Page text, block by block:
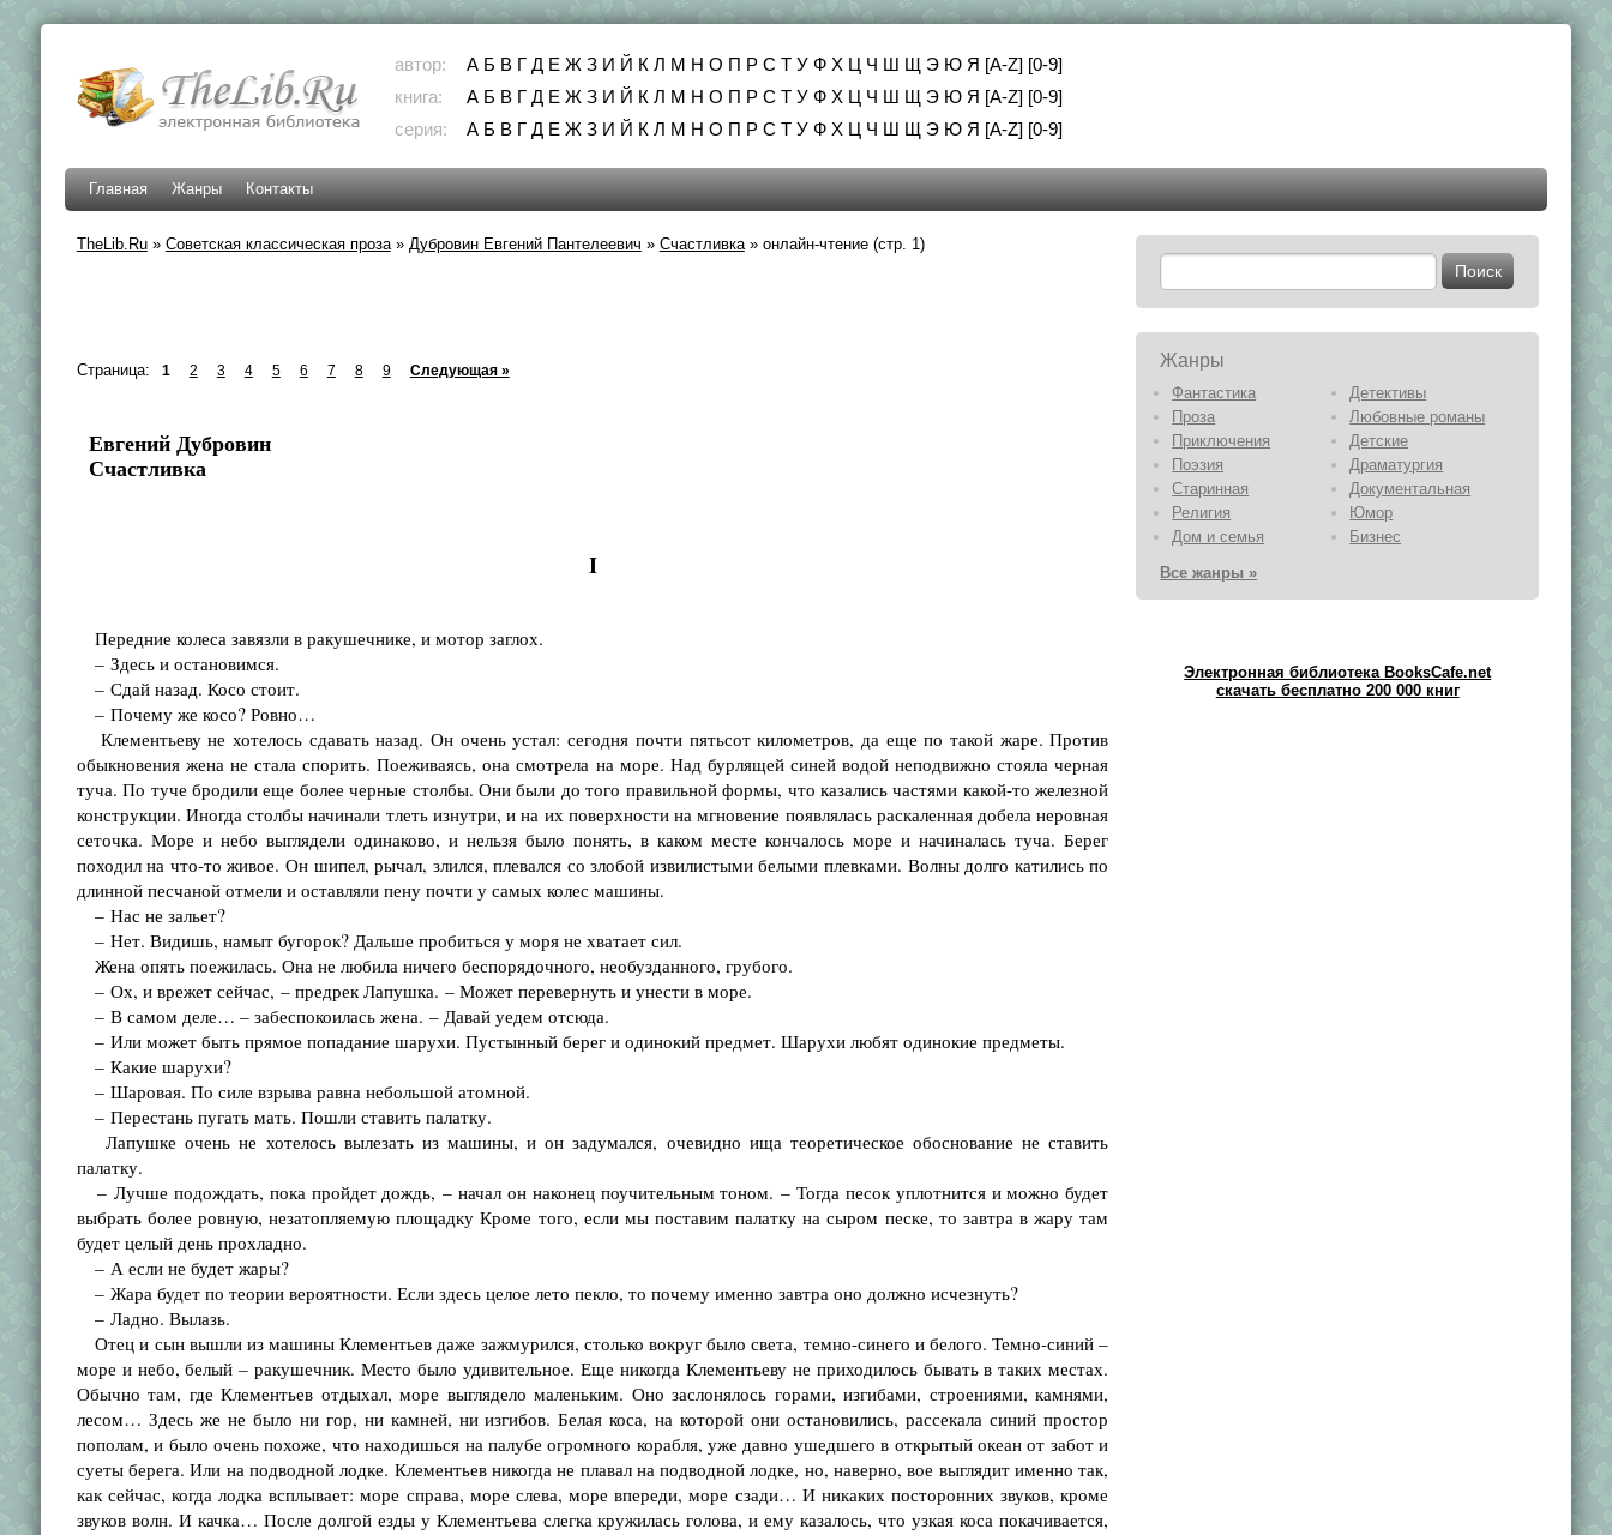
автор: А Б В Г Д Е Ж З И Й К Л М Н О П Р С Т У Ф Х Ц Ч Ш Щ Э Ю Я [A-Z] [0-9]
книга:
А Б В Г Д Е Ж З И Й К Л М Н О П Р С Т У Ф Х Ц Ч Ш Щ Э Ю Я [A-Z] [0-9]
серия:
А Б В Г Д Е Ж З И Й К Л М Н О П Р С Т У Ф Х Ц Ч Ш Щ Э Ю Я [A-Z] [0-9]
Главная Жанры Контакты
TheLib.Ru» Советская классическая проза» Дубровин Евгений Пантелеевич » Счастливка» онлайн-чтение (стр. 1)
Страница: 1 2 3 4 5 6 7 8 9 Следующая »
Евгений Дубровин
Счастливка
I
Передние колеса завязли в ракушечнике, и мотор заглох.
– Здесь и остановимся.
– Сдай назад. Косо стоит.
– Почему же косо? Ровно…
Клементьеву не хотелось сдавать назад. Он очень устал: сегодня почти пятьсот километров, да еще по такой жаре. Против
обыкновения жена не стала спорить. Поеживаясь, она смотрела на море. Над бурлящей синей водой неподвижно стояла черная
туча. По туче бродили еще более черные столбы. Они были до того правильной формы, что казались частями какой-то железной
конструкции. Иногда столбы начинали тлеть изнутри, и на их поверхности на мгновение появлялась раскаленная добела неровная
сеточка. Море и небо выглядели одинаково, и нельзя было понять, в каком месте кончалось море и начиналась туча. Берег
походил на что-то живое. Он шипел, рычал, злился, плевался со злобой извилистыми белыми плевками. Волны долго катились по
длинной песчаной отмели и оставляли пену почти у самых колес машины.
– Нас не зальет?
– Нет. Видишь, намыт бугорок? Дальше пробиться у моря не хватает сил.
Жена опять поежилась. Она не любила ничего беспорядочного, необузданного, грубого.
– Ох, и врежет сейчас, – предрек Лапушка. – Может перевернуть и унести в море.
– В самом деле… – забеспокоилась жена. – Давай уедем отсюда.
– Или может быть прямое попадание шарухи. Пустынный берег и одинокий предмет. Шарухи любят одинокие предметы.
– Какие шарухи?
– Шаровая. По силе взрыва равна небольшой атомной.
– Перестань пугать мать. Пошли ставить палатку.
Лапушке очень не хотелось вылезать из машины, и он задумался, очевидно ища теоретическое обоснование не ставить
палатку.
– Лучше подождать, пока пройдет дождь, – начал он наконец поучительным тоном. – Тогда песок уплотнится и можно будет
выбрать более ровную, незатопляемую площадку Кроме того, если мы поставим палатку на сыром песке, то завтра в жару там
будет целый день прохладно.
– А если не будет жары?
– Жара будет по теории вероятности. Если здесь целое лето пекло, то почему именно завтра оно должно исчезнуть?
– Ладно. Вылазь.
Отец и сын вышли из машины Клементьев даже зажмурился, столько вокруг было света, темно-синего и белого. Темно-синий –
море и небо, белый – ракушечник. Место было удивительное. Еще никогда Клементьеву не приходилось бывать в таких местах.
Обычно там, где Клементьев отдыхал, море выглядело маленьким. Оно заслонялось горами, изгибами, строениями, камнями,
лесом… Здесь же не было ни гор, ни камней, ни изгибов. Белая коса, на которой они остановились, рассекала синий простор
пополам, и было очень похоже, что находишься на палубе огромного корабля, уже давно ушедшего в открытый океан от забот и
суеты берега. Или на подводной лодке. Клементьев никогда не плавал на подводной лодке, но, наверно, вое выглядит именно так,
как сейчас, когда лодка всплывает: море справа, море слева, море впереди, море сзади… И никаких посторонних звуков, кроме
звуков волн. И качка… После долгой езды у Клементьева слегка кружилась голова, и ему казалось, что узкая коса покачивается,
Жанры
Фантастика
Детективы
Проза
Любовные романы
Приключения
Детские
Поэзия
Драматургия
Старинная
Документальная
Религия
Юмор
Дом и семья
Бизнес
Все жанры »
Электронная библиотека BooksCafe.net
скачать бесплатно 200 000 книг